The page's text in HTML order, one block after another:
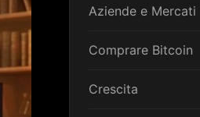
Aziende e Mercati
Comprare Bitcoin
Crescita